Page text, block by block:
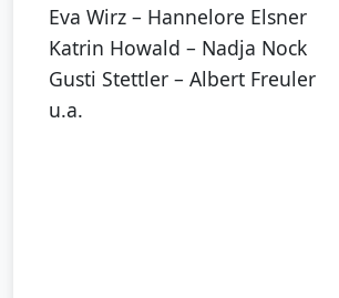
Eva Wirz – Hannelore Elsner
Katrin Howald – Nadja Nock
Gusti Stettler – Albert Freuler
u.a.